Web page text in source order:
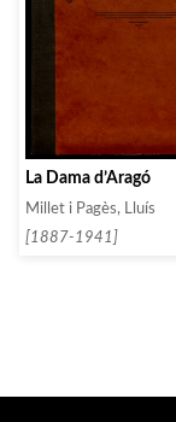
La Dama d’Aragó
Millet i Pagès, Lluís
[1887-1941]